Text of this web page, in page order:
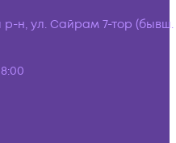
р-н, ул. Сайрам 7-тор (бывш.